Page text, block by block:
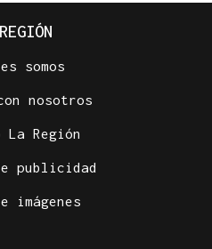
somos
nosotros
La Región
publicidad
imágenes